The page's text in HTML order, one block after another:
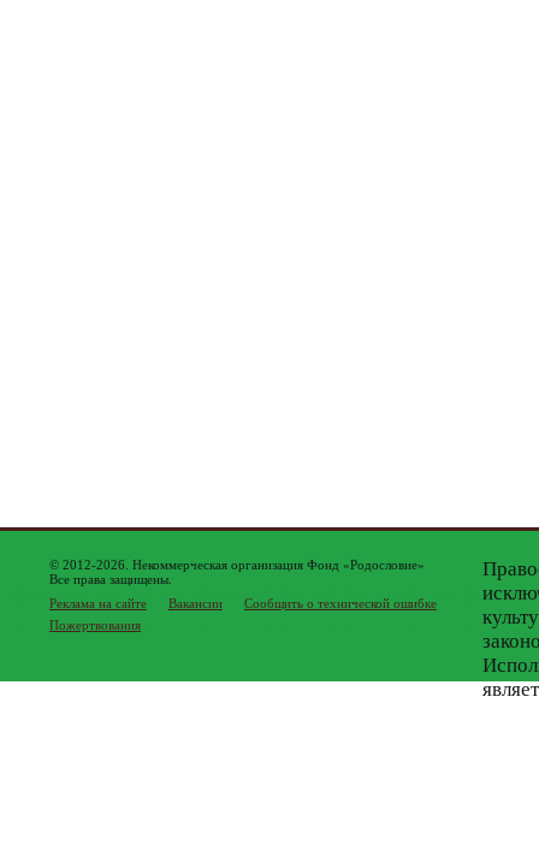
© 2012-2026. Некоммерческая организация Фонд «Родословие»
Все права защищены.
Реклама на сайте
Вакансии
Сообщить о технической ошибке
Пожертвования